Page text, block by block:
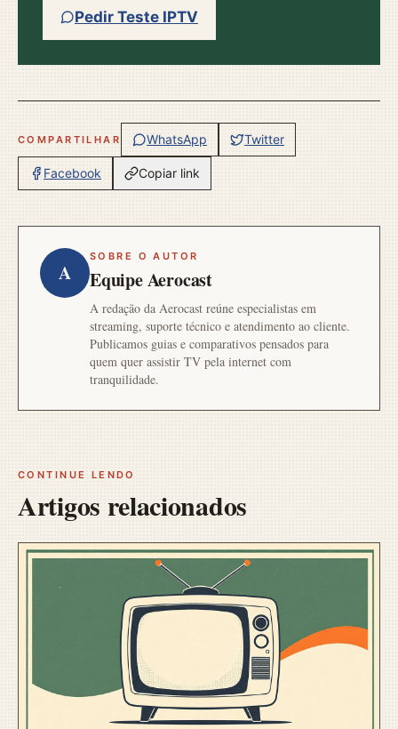
Pedir Teste IPTV
COMPARTILHAR WhatsApp Twitter
Facebook Copiar link
A
SOBRE O AUTOR
Equipe Aerocast
A redação da Aerocast reúne especialistas em
streaming, suporte técnico e atendimento ao cliente.
Publicamos guias e comparativos pensados para
quem quer assistir TV pela internet com
tranquilidade.
CONTINUE LENDO
Artigos relacionados